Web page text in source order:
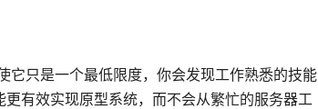
它只是一个最低限度，你会发现工作熟悉的技能
有效实现原型系统，而不会从繁忙的服务器工